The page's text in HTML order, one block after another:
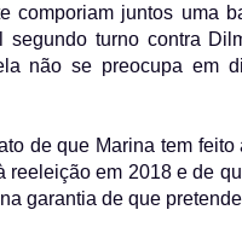
comporiam juntos uma
segundo turno contra
não se preocupa em
de que Marina tem
reeleição em 2018 e de
garantia de que